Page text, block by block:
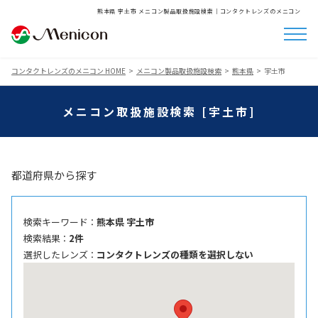
熊本県 宇土市 メニコン製品取扱施設検索│コンタクトレンズのメニコン
コンタクトレンズのメニコン HOME メニコン製品取扱施設検索 熊本県 宇土市
メニコン取扱施設検索 [宇土市]
都道府県から探す
検索キーワード ： 熊本県 宇土市
検索結果 ： 2件
選択したレンズ ： コンタクトレンズの種類を選択しない